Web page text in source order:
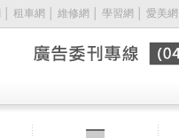
租車網 維修網 學習網 愛美網